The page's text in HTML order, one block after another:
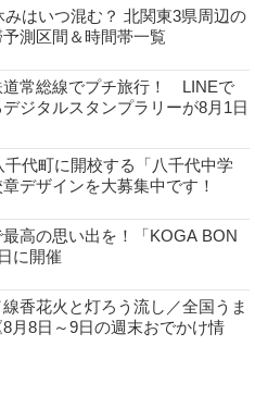
みはいつ混む？ 北関東3県周辺の
測区間＆時間帯一覧
道常総線でプチ旅行！ LINEで
ジタルスタンプラリーが8月1日
千代町に開校する「八千代中学
デザインを大募集中です！
高の思い出を！「KOGA BON
に開催
香花火と灯ろう流し／全国うま
月8日～9日の週末おでかけ情